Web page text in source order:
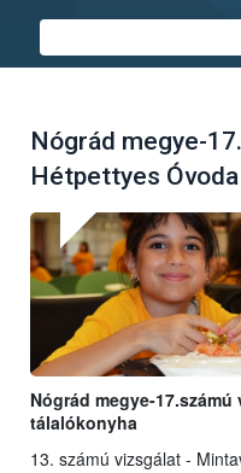
Nógrád megye-
Hétpettyes
Nógrád megye-
tálalókonyha
13. számú vizsgálat -